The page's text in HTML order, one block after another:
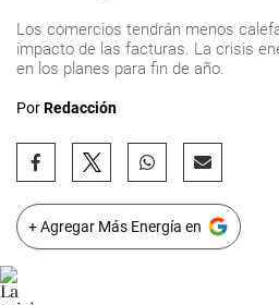
Los comercios tendrán menos
impacto de las facturas. La crisis
en los planes para fin de año.
PorRedacción
+ Agregar Más Energía en